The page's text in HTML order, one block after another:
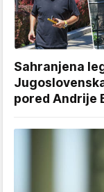
Sahranjena
pored Andrije